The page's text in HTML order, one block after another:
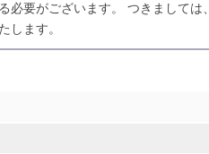
要がございます。 つきましては、
します。